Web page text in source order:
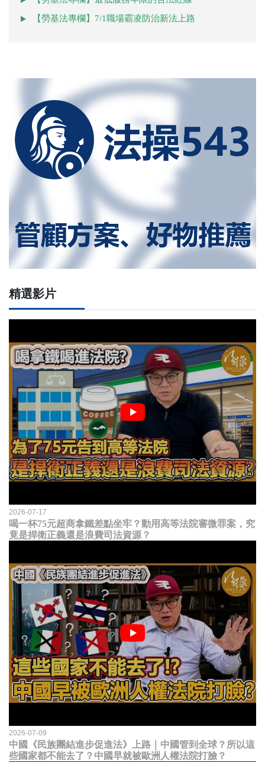
【勞基法專欄】7/1職場霸凌防治新法上路
精選影片
2026-07-17
喝一杯75元超商拿鐵差點坐牢？動用高等法院審微罪案，究
竟是捍衛正義還是浪費司法資源？
2026-07-09
中國《民族團結進步促進法》上路｜中國管到全球？所以這
些國家都不能去了？中國早就被歐洲人權法院打臉？